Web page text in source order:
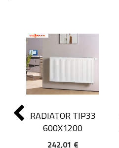
RADIATOR TIP33
600X1200
242,01 €